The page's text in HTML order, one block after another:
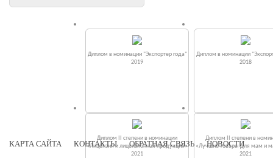
Диплом в номинации "Экспортер года"
2019
Диплом в номинации
2018
Диплом II степени в номинации
«Лицензия и лицензионная продукция»
2021
Диплом II степени в
«Лучшие товары для мам и
2021
КАРТА САЙТА КОНТАКТЫ ОБРАТНАЯ СВЯЗЬ НОВОСТИ